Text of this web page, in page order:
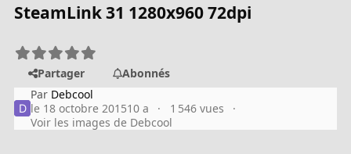
SteamLink 31 1280x960 72dpi
Partager
Abonnés
Par Debcool
le 18 octobre 201510 a
1 546 vues
Voir les images de Debcool